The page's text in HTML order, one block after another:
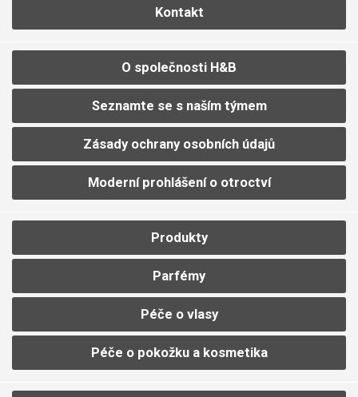
Kontakt
O společnosti H&B
Seznamte se s naším týmem
Zásady ochrany osobních údajů
Moderní prohlášení o otroctví
Produkty
Parfémy
Péče o vlasy
Péče o pokožku a kosmetika